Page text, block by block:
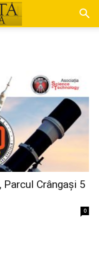
Crângași 5
0